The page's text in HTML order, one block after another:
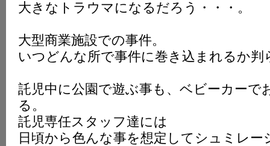
大きなトラウマになるだろう・・・。
大型商業施設での事件。
いつどんな所で事件に巻き込まれるか判
託児中に公園で遊ぶ事も、ベビーカーで
る。
託児専任スタッフ達には
日頃から色んな事を想定してシュミレー